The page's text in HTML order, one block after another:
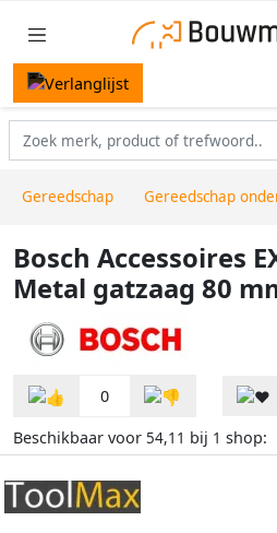
Gereedschap Gereedschap
Bosch Accessoires
Metal gatzaag 80
0
Beschikbaar voor 54,11 bij 1 shop: